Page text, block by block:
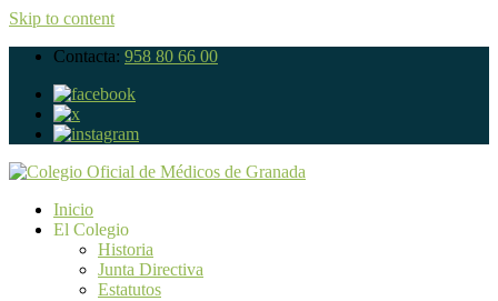
Skip to content
Contacta: 958 80 66 00
Inicio
El Colegio
Historia
Junta Directiva
Estatutos